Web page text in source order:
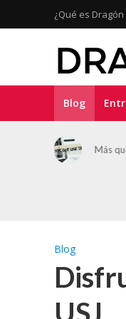
¿Qué es Dragón
Blog
Más
Blog